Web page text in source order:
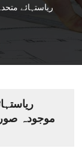
ریاستہائے
موجودہ